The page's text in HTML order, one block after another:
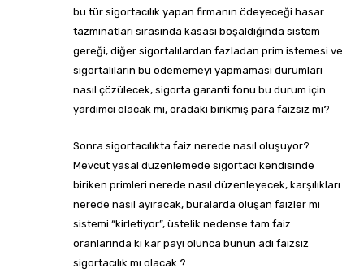
bu tür sigortacılık yapan firmanın ödeyeceği hasar
tazminatları sırasında kasası boşaldığında sistem
gereği, diğer sigortalılardan fazladan prim istemesi ve
sigortalıların bu ödememeyi yapmaması durumları
nasıl çözülecek, sigorta garanti fonu bu durum için
yardımcı olacak mı, oradaki birikmiş para faizsiz mi?
Sonra sigortacılıkta faiz nerede nasıl oluşuyor?
Mevcut yasal düzenlemede sigortacı kendisinde
biriken primleri nerede nasıl düzenleyecek, karşılıkları
nerede nasıl ayıracak, buralarda oluşan faizler mi
sistemi “kirletiyor”, üstelik nedense tam faiz
oranlarında ki kar payı olunca bunun adı faizsiz
sigortacılık mı olacak ?